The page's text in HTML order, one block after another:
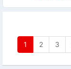
1 2 3